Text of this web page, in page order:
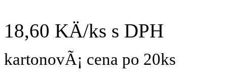
18,60 KÄ/ks s DPH
kartonovÃ¡ cena po 20ks